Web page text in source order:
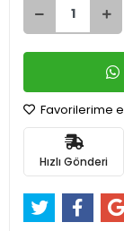
Favorilerime
Hızlı Gönderi